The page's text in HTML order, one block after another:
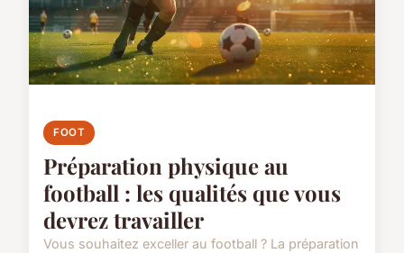
FOOT
Préparation physique au
football : les qualités que vous
devrez travailler
Vous souhaitez exceller au football ? La préparation